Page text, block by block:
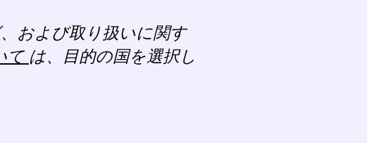
および取り扱いに関す
て は、目的の国を選択し